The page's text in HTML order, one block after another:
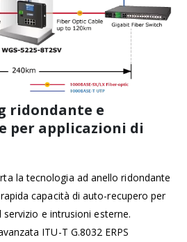
ridondante e
per applicazioni di
la tecnologia ad anello ridondante
capacità di auto-recupero per
e intrusioni esterne.
ITU-T G.8032 ERPS